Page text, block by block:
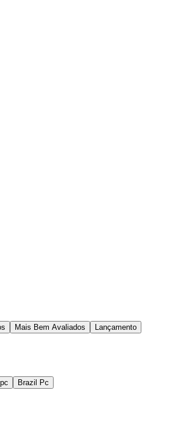
Mais Bem Avaliados Lançamento
Brazil Pc